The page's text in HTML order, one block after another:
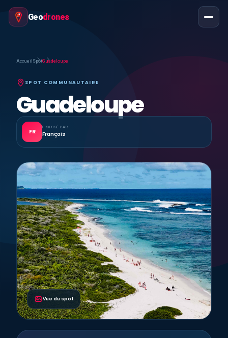
Geodrones
Accueil SpotGuadeloupe
SPOT COMMUNAUTAIRE
Guadeloupe
FR
PROPOSÉ PAR
François
Vue du spot